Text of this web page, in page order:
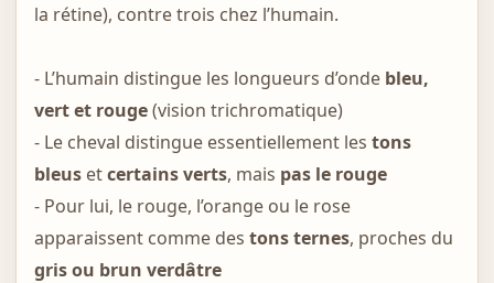
la rétine), contre trois chez l’humain.
- L’humain distingue les longueurs d’onde bleu,
vert et rouge(vision trichromatique)
- Le cheval distingue essentiellement les tons
bleusetcertains verts, mais pas le rouge
- Pour lui, le rouge, l’orange ou le rose
apparaissent comme des tons ternes, proches du
gris ou brun verdâtre